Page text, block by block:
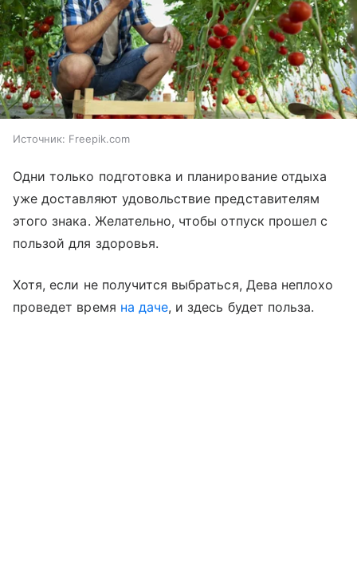
Источник: Freepik.com
Одни только подготовка и планирование отдыха
уже доставляют удовольствие представителям
этого знака. Желательно, чтобы отпуск прошел с
пользой для здоровья.
Хотя, если не получится выбраться, Дева неплохо
проведет время на даче, и здесь будет польза.